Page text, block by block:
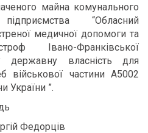
майна комунального
“Обласний
медичної допомоги та
Івано-Франківської
державну власність для
військової частини А5002
України ”.
Федорців